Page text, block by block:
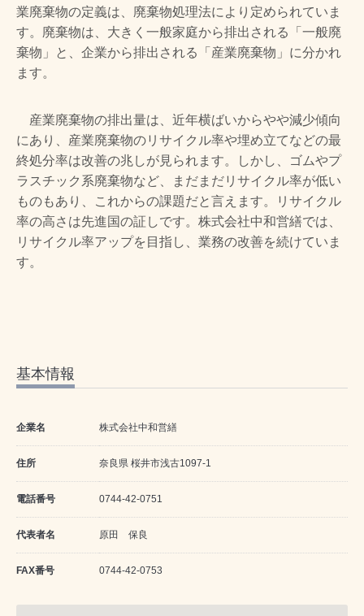
業廃棄物の定義は、廃棄物処理法により定められていま
す。廃棄物は、大きく一般家庭から排出される「一般廃
棄物」と、企業から排出される「産業廃棄物」に分かれ
ます。
産業廃棄物の排出量は、近年横ばいからやや減少傾向
にあり、産業廃棄物のリサイクル率や埋め立てなどの最
終処分率は改善の兆しが見られます。しかし、ゴムやプ
ラスチック系廃棄物など、まだまだリサイクル率が低い
ものもあり、これからの課題だと言えます。リサイクル
率の高さは先進国の証しです。株式会社中和営繕では、
リサイクル率アップを目指し、業務の改善を続けていま
す。
基本情報
企業名 株式会社中和営繕
住所 奈良県 桜井市浅古1097-1
電話番号 0744-42-0751
代表者名 原田 保良
FAX番号 0744-42-0753